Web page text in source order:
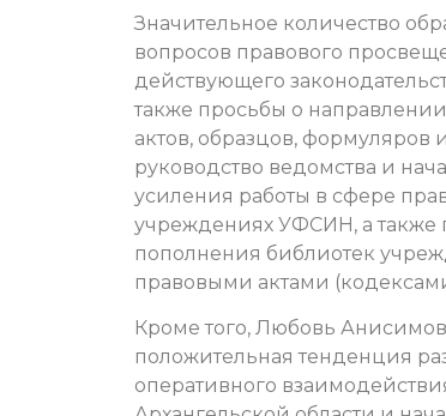
Значительное количество
вопросов правового
действующего
также просьбы о
актов, образцов,
руководство ведомства и
усиления работы в сфере
учреждениях УФСИН, а также
пополнения библиотек
правовыми актами
Кроме того, Любовь
положительная тенденция
оперативного